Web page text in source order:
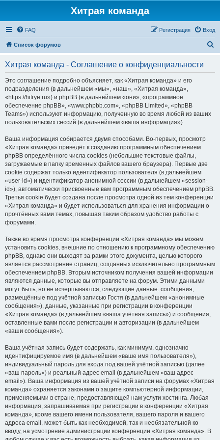
Хитрая команда
FAQ Вход
Регистрация
Список форумов
Хитрая команда - Соглашение о конфиденциальности
Это соглашение подробно объясняет, как «Хитрая команда» и его
подразделения (в дальнейшем «мы», «наш», «Хитрая команда»,
«https://hitrye.ru») и phpBB (в дальнейшем «они», «программное
обеспечение phpBB», «www.phpbb.com», «phpBB Limited», «phpBB
Teams») используют информацию, полученную во время любой из ваших
пользовательских сессий (в дальнейшем «ваша информация»).
Ваша информация собирается двумя способами. Во-первых, просмотр
«Хитрая команда» приведёт к созданию программным обеспечением
phpBB определённого числа cookies (небольшие текстовые файлы,
загружаемые в папку временных файлов вашего браузера). Первые две
cookie содержат только идентификатор пользователя (в дальнейшем
«user-id») и идентификатор анонимной сессии (в дальнейшем «session-
id»), автоматически присвоенные вам программным обеспечением phpBB.
Третья cookie будет создана после просмотра одной из тем конференции
«Хитрая команда» и будет использоваться для хранения информации о
прочтённых вами темах, повышая таким образом удобство работы с
форумами.
Также во время просмотра конференции «Хитрая команда» мы можем
установить cookies, внешние по отношению к программному обеспечению
phpBB, однако они выходят за рамки этого документа, целью которого
является рассмотрение страниц, созданных исключительно программным
обеспечением phpBB. Вторым источником получения вашей информации
являются данные, которые вы отправляете на форум. Этими данными
могут быть, но не исчерпываются, следующие данные: сообщения,
размещённые под учётной записью Гостя (в дальнейшем «анонимные
сообщения»), данные, указанные при регистрации в конференции
«Хитрая команда» (в дальнейшем «ваша учётная запись») и сообщения,
оставленные вами после регистрации и авторизации (в дальнейшем
«ваши сообщения»).
Ваша учётная запись будет содержать, как минимум, однозначно
идентифицируемое имя (в дальнейшем «ваше имя пользователя»),
индивидуальный пароль для входа под вашей учётной записью (далее
«ваш пароль») и реальный адрес email (в дальнейшем «ваш адрес
email»). Ваша информация из вашей учётной записи на форумах «Хитрая
команда» охраняется законами о защите компьютерной информации,
применяемыми в стране, предоставляющей нам услуги хостинга. Любая
информация, запрашиваемая при регистрации в конференции «Хитрая
команда», кроме вашего имени пользователя, вашего пароля и вашего
адреса email, может быть как необходимой, так и необязательной ко
вводу, на усмотрение администрации конференции «Хитрая команда». В